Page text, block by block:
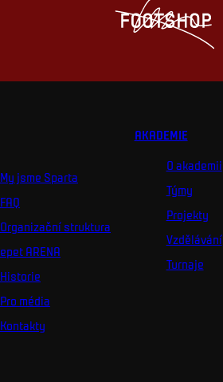
My jsme Sparta
FAQ
Organizační struktura
epet ARENA
Historie
Pro média
Kontakty
AKADEMIE
O akademii
Týmy
Projekty
Vzdělávání
Turnaje